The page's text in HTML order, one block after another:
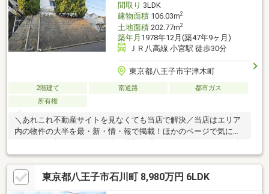
間取り 3LDK
建物面積106.03m2
土地面積202.77m2
築年月 1978年12月(築47年9ヶ月)
ＪＲ八高線 小宮駅 徒歩30分
東京都八王子市宇津木町
2階建て 南道路
都市ガス
所有権
＼あれこれ不動産サイトを見なくても当店で解決／当店はエリア
内の物件の大半を最・新・情・報で掲載！ほかのページで気にな
学校まで徒歩約５分です♪◆スーパーアルプス宇津木台店まで徒
歩約１３分・・・２１時まで営業しているスーパーです◆ファミ
リーマート八王子バイパス店まで徒歩約７分◆クリエイトＳ・Ｄ
八王子宇津木台店まで徒歩１３分
東京都八王子市石川町 8,980万円 6LDK